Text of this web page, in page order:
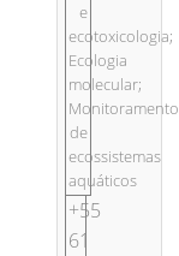
e
ecotoxicologia;
Ecologia
molecular;
Monitoramento
de
ecossistemas
aquáticos
+55
61